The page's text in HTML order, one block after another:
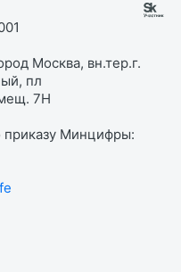
Москва, вн.тер.г.
пл
7Н
приказу Минцифры: